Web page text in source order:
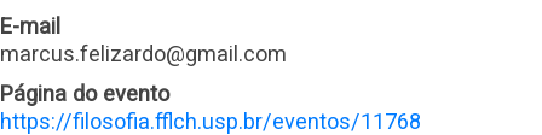
E-mail
marcus.felizardo@gmail.com
Página do evento
https://filosofia.fflch.usp.br/eventos/11768